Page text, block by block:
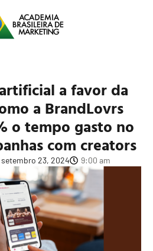
a favor da
a BrandLovrs
o tempo gasto no
com creators
setembro 23, 2024 9:00 am